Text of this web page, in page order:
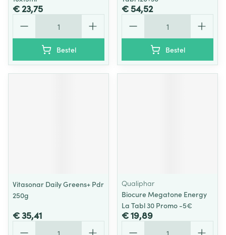
€ 23,75
Bestel
€ 54,52
Bestel
Vitasonar Daily Greens+ Pdr
250g
€ 35,41
Qualiphar
Biocure Megatone Energy
La Tabl 30 Promo -5€
€ 19,89